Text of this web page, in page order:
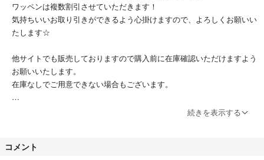
ワッペンは複数割引させていただきます！
気持ちいいお取り引きができるよう心掛けますので、よろしくお願いい
たします☆
他サイトでも販売しておりますので購入前に在庫確認いただけますよう
お願いいたします。
在庫なしでご用意できない場合もございます。
⬛出品商品は海外製品のため日本製に比べますと縫製が甘い部分がござ
ご理解の上ご購入をお願いいたします。
続きを表示する
コメント